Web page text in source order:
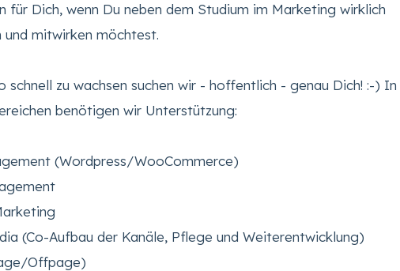
für Dich, wenn Du neben dem Studium im Marketing wirklich
und mitwirken möchtest.
schnell zu wachsen suchen wir - hoffentlich - genau Dich! :-) In
benötigen wir Unterstützung:
(Wordpress/WooCommerce)
(Co-Aufbau der Kanäle, Pflege und Weiterentwicklung)
Offpage)